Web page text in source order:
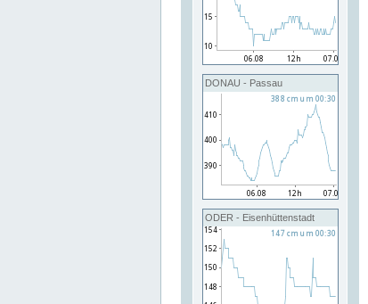
DONAU - Passau
ODER - Eisenhüttenstadt